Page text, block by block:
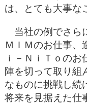
は、とても大事な
当社の例でさら
ＭＩＭのお仕事、
ｉ－ＮｉＴｏの
陣を切って取り組
なものに挑戦し続
将来を見据えた仕